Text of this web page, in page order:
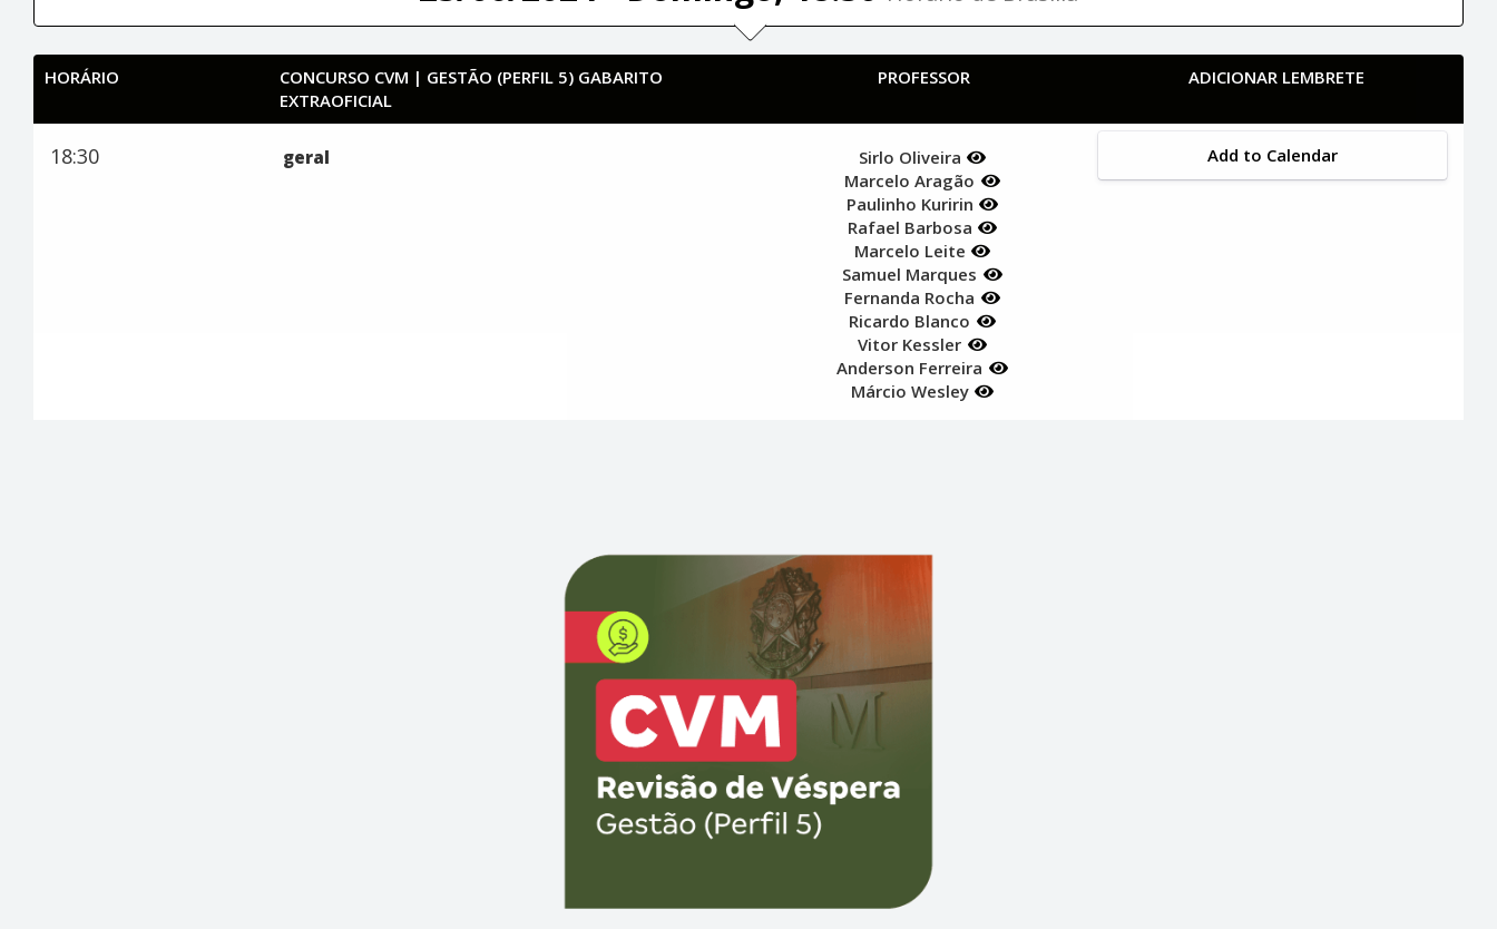
HORÁRIO
CONCURSO CVM | GESTÃO (PERFIL 5) GABARITO
EXTRAOFICIAL
PROFESSOR ADICIONAR LEMBRETE
18:30 geral
Sirlo Oliveira
Marcelo Aragão
Paulinho Kuririn
Rafael Barbosa
Marcelo Leite
Samuel Marques
Fernanda Rocha
Ricardo Blanco
Vitor Kessler
Anderson Ferreira
Márcio Wesley
Add to Calendar